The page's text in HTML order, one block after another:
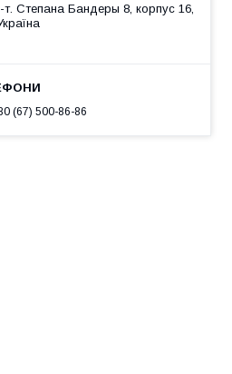
т. Степана Бандеры 8, корпус 16,
(67) 500-86-86